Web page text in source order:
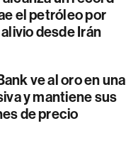
el petróleo por
desde Irán
ve al oro en una
y mantiene sus
de precio